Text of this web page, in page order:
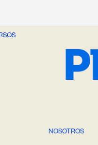
NOSOTROS